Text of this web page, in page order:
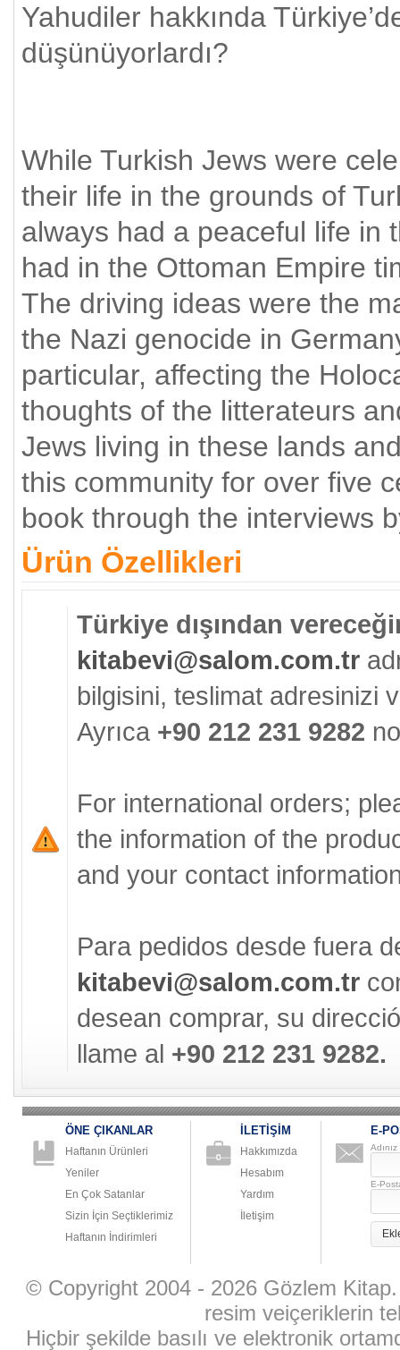
Yahudiler hakkında
düşünüyorlardı?
While Turkish Jews were
their life in the grounds of
always had a peaceful life in
had in the Ottoman Empire
The driving ideas were the
the Nazi genocide in
particular, affecting the
thoughts of the litterateurs
Jews living in these lands
this community for over five
book through the interviews
Ürün Özellikleri
Türkiye dışından
kitabevi@salom.com.tr
bilgisini, teslimat adresinizi
Ayrıca +90 212 231 9282
For international orders;
the information of the
and your contact
Para pedidos desde fuera
kitabevi@salom.com.tr
desean comprar, su
llame al +90 212 231 9282.
ÖNE ÇIKANLAR
Haftanın Ürünleri
Yeniler
En Çok Satanlar
Sizin İçin Seçtiklerimiz
Haftanın İndirimleri
İLETİŞİM
Hakkımızda
Hesabım
Yardım
İletişim
E-
E-
© Copyright 2004 - 2026 Gözlem
resim veiçeriklerin
Hiçbir şekilde basılı ve elektronik